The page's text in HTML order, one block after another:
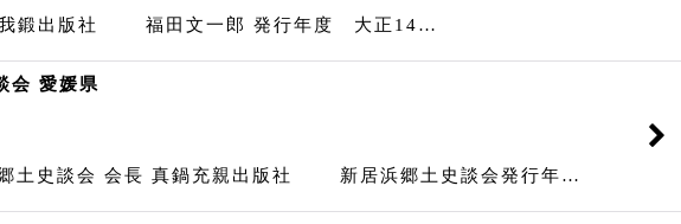
鍛出版社 福田文一郎 発行年度 大正14…
会 愛媛県
史談会 会長 真鍋充親出版社 新居浜郷土史談会発行年…